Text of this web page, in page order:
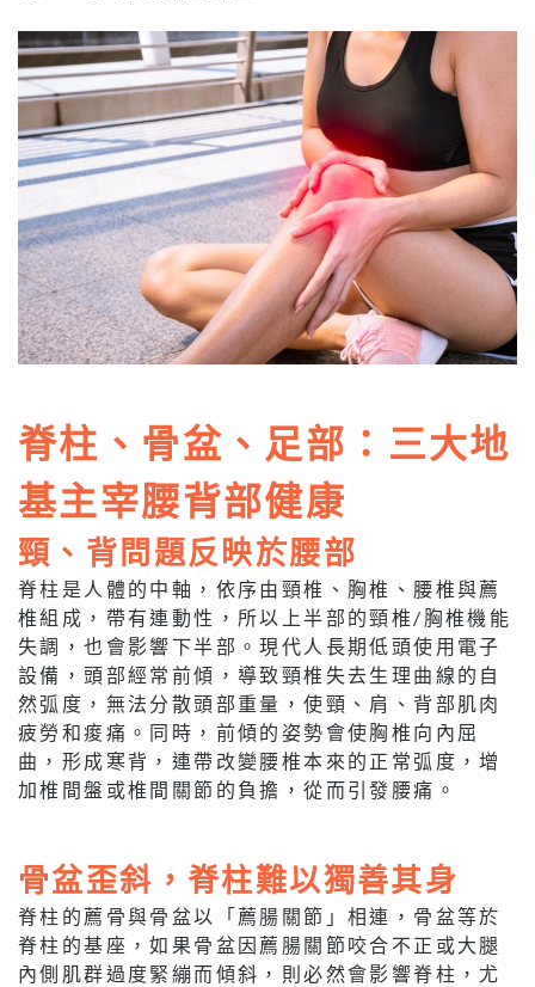
脊柱、骨盆、足部：三大地
基主宰腰背部健康
頸、背問題反映於腰部
脊柱是人體的中軸，依序由頸椎、胸椎、腰椎與薦
椎組成，帶有連動性，所以上半部的頸椎/胸椎機能
失調，也會影響下半部。現代人長期低頭使用電子
設備，頭部經常前傾，導致頸椎失去生理曲線的自
然弧度，無法分散頭部重量，使頸、肩、背部肌肉
疲勞和痠痛。同時，前傾的姿勢會使胸椎向內屈
曲，形成寒背，連帶改變腰椎本來的正常弧度，增
加椎間盤或椎間關節的負擔，從而引發腰痛。
骨盆歪斜，脊柱難以獨善其身
脊柱的薦骨與骨盆以「薦腸關節」相連，骨盆等於
脊柱的基座，如果骨盆因薦腸關節咬合不正或大腿
內側肌群過度緊繃而傾斜，則必然會影響脊柱，尤